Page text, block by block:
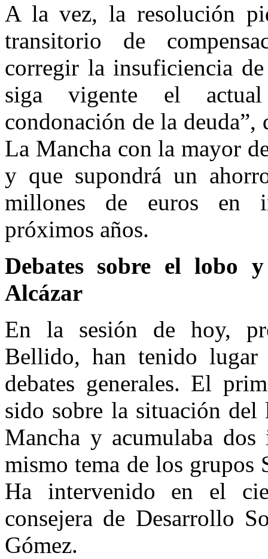
A la vez, la resolución
transitorio de
corregir la insuficiencia de
siga vigente el
condonación de la deuda”,
La Mancha con la mayor
y que supondrá un
millones de euros en
próximos años.
Debates sobre el lobo
Alcázar
En la sesión de hoy,
Bellido, han tenido lugar
debates generales. El
sido sobre la situación
Mancha y acumulaba
mismo tema de los grupos
Ha intervenido en el
consejera de Desarrollo
Gómez.